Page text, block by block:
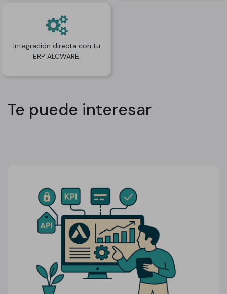
Integración directa con tu
ERP ALCWARE.
Te puede interesar